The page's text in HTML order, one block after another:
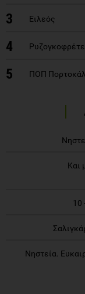
3 Ειλεός
4
5 ΠΟΠ
Και
10
Νηστεία.